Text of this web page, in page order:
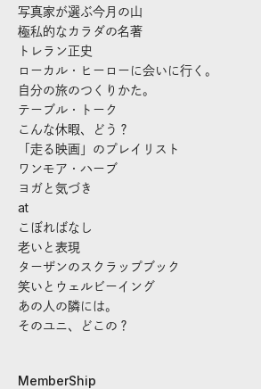
写真家が選ぶ今月の山
極私的なカラダの名著
トレラン正史
ローカル・ヒーローに会いに行く。
自分の旅のつくりかた。
テーブル・トーク
こんな休暇、どう？
「走る映画」のプレイリスト
ワンモア・ハーブ
ヨガと気づき
at
こぼればなし
老いと表現
ターザンのスクラップブック
笑いとウェルビーイング
あの人の隣には。
そのユニ、どこの？
MemberShip